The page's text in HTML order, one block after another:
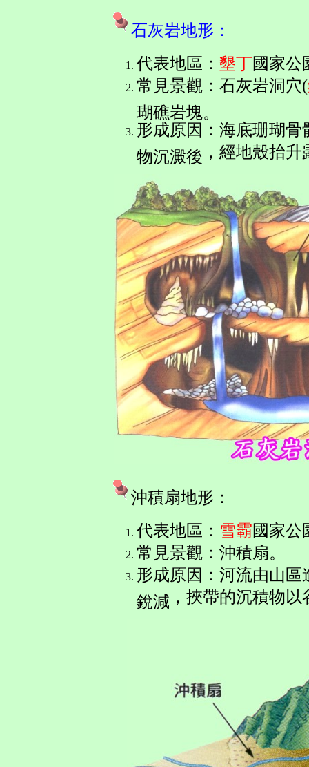
石灰岩地形：
代表地區 ： 墾丁國家公
常見景觀： 石灰岩洞穴(
瑚礁岩塊。
形成原因： 海底珊瑚骨
物沉澱後 ， 經地殼抬升
沖積扇地形 ：
代表地區 ： 雪霸國家公
常見景觀： 沖積扇。
形成原因： 河流由山區
銳減 ， 挾帶的沉積物以